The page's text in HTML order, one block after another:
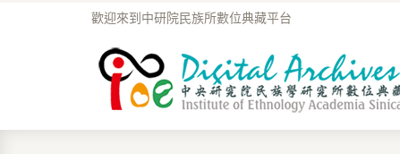
歡迎來到中研院民族所數位典藏平台